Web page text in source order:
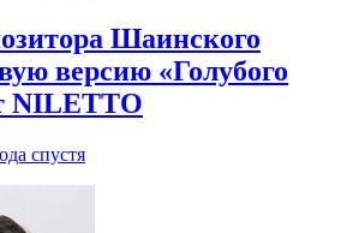
Шаинского
версию «Голубого
NILETTO
спустя